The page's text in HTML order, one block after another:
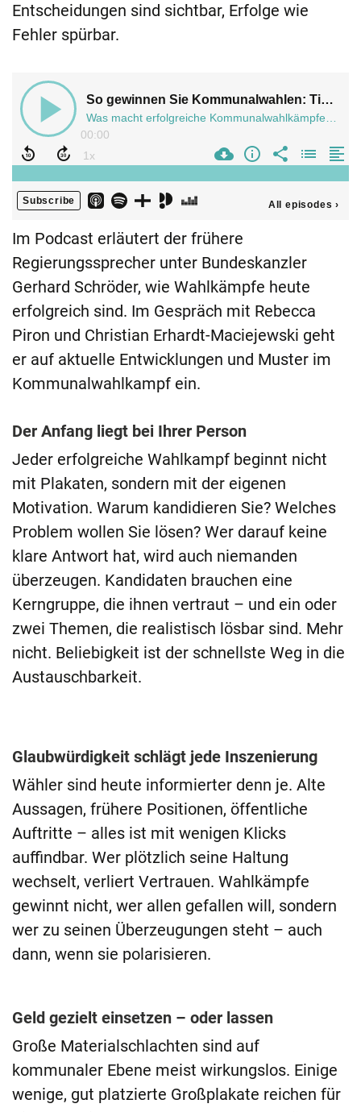
Entscheidungen sind sichtbar, Erfolge wie
Fehler spürbar.
Im Podcast erläutert der frühere
Regierungssprecher unter Bundeskanzler
Gerhard Schröder, wie Wahlkämpfe heute
erfolgreich sind. Im Gespräch mit Rebecca
Piron und Christian Erhardt-Maciejewski geht
er auf aktuelle Entwicklungen und Muster im
Kommunalwahlkampf ein.
Der Anfang liegt bei Ihrer Person
Jeder erfolgreiche Wahlkampf beginnt nicht
mit Plakaten, sondern mit der eigenen
Motivation. Warum kandidieren Sie? Welches
Problem wollen Sie lösen? Wer darauf keine
klare Antwort hat, wird auch niemanden
überzeugen. Kandidaten brauchen eine
Kerngruppe, die ihnen vertraut – und ein oder
zwei Themen, die realistisch lösbar sind. Mehr
nicht. Beliebigkeit ist der schnellste Weg in die
Austauschbarkeit.
Glaubwürdigkeit schlägt jede Inszenierung
Wähler sind heute informierter denn je. Alte
Aussagen, frühere Positionen, öffentliche
Auftritte – alles ist mit wenigen Klicks
auffindbar. Wer plötzlich seine Haltung
wechselt, verliert Vertrauen. Wahlkämpfe
gewinnt nicht, wer allen gefallen will, sondern
wer zu seinen Überzeugungen steht – auch
dann, wenn sie polarisieren.
Geld gezielt einsetzen – oder lassen
Große Materialschlachten sind auf
kommunaler Ebene meist wirkungslos. Einige
wenige, gut platzierte Großplakate reichen für